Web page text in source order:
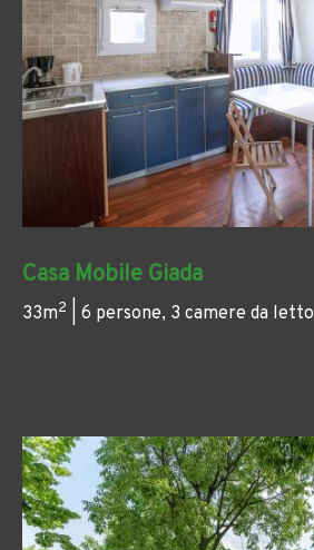
Casa Mobile Giada
33m2 | 6 persone, 3 camere da letto